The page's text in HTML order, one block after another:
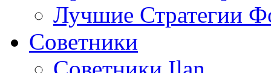
Лучшие Стратегии
Советники